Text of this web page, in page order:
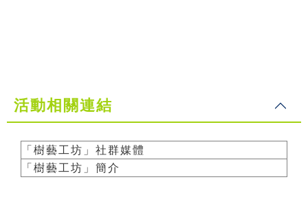
活動相關連結
「樹藝工坊」社群媒體
「樹藝工坊」簡介